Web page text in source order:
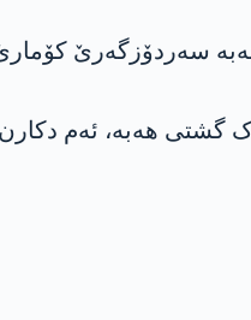
سەردۆزگەرێ کۆمارێ
گشتی هەبە، ئەم دکارن